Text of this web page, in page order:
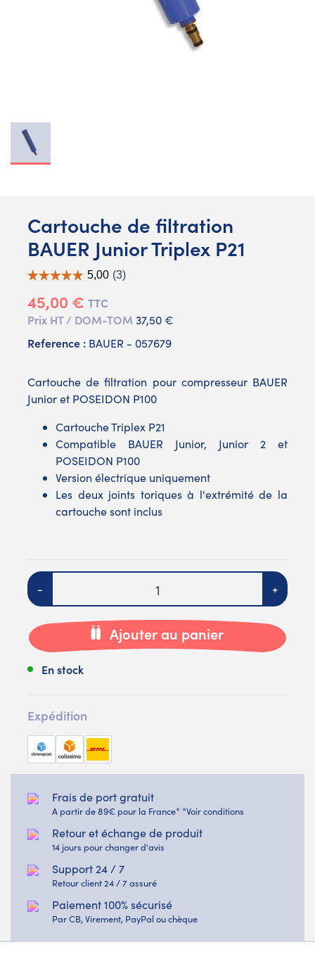
Cartouche de filtration
BAUER Junior Triplex P21
45,00 € TTC
Prix HT / DOM-TOM 37,50 €
Reference : BAUER - 057679
Cartouche de filtration pour compresseur BAUER
Junior et POSEIDON P100
Cartouche Triplex P21
Compatible BAUER Junior, Junior 2 et
POSEIDON P100
Version électrique uniquement
Les deux joints toriques à l'extrémité de la
cartouche sont inclus
Quantité
- +
Ajouter au panier
En stock
Expédition
Frais de port gratuit
A partir de 89€ pour la France* *Voir conditions
Retour et échange de produit
14 jours pour changer d'avis
Support 24 / 7
Retour client 24 / 7 assuré
Paiement 100% sécurisé
Par CB, Virement, PayPal ou chèque